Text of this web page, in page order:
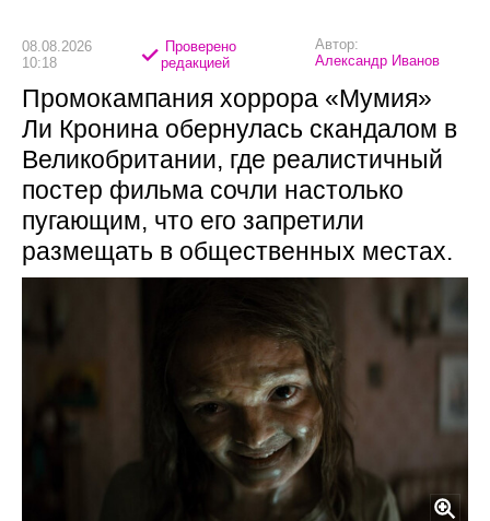
08.08.2026
10:18
Проверено
редакцией
Автор:
Александр Иванов
Промокампания хоррора «Мумия»
Ли Кронина обернулась скандалом в
Великобритании, где реалистичный
постер фильма сочли настолько
пугающим, что его запретили
размещать в общественных местах.